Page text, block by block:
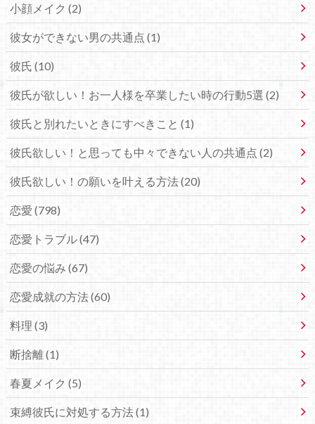
小顔メイク (2)
彼女ができない男の共通点 (1)
彼氏 (10)
彼氏が欲しい！お一人様を卒業したい時の行動5選 (2)
彼氏と別れたいときにすべきこと (1)
彼氏欲しい！と思っても中々できない人の共通点 (2)
彼氏欲しい！の願いを叶える方法 (20)
恋愛 (798)
恋愛トラブル (47)
恋愛の悩み (67)
恋愛成就の方法 (60)
料理 (3)
断捨離 (1)
春夏メイク (5)
束縛彼氏に対処する方法 (1)